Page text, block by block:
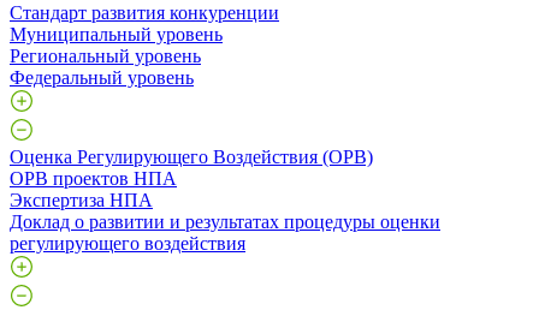
Стандарт развития конкуренции
Муниципальный уровень
Региональный уровень
Федеральный уровень
Оценка Регулирующего Воздействия (ОРВ)
ОРВ проектов НПА
Экспертиза НПА
Доклад о развитии и результатах процедуры оценки
регулирующего воздействия